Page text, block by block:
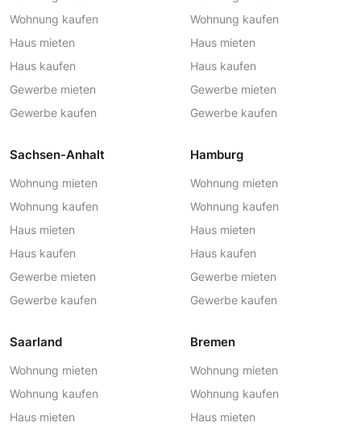
Wohnung kaufen
Haus mieten
Haus kaufen
Gewerbe mieten
Gewerbe kaufen
Wohnung kaufen
Haus mieten
Haus kaufen
Gewerbe mieten
Gewerbe kaufen
Sachsen-Anhalt
Wohnung mieten
Wohnung kaufen
Haus mieten
Haus kaufen
Gewerbe mieten
Gewerbe kaufen
Hamburg
Wohnung mieten
Wohnung kaufen
Haus mieten
Haus kaufen
Gewerbe mieten
Gewerbe kaufen
Saarland
Wohnung mieten
Wohnung kaufen
Haus mieten
Bremen
Wohnung mieten
Wohnung kaufen
Haus mieten